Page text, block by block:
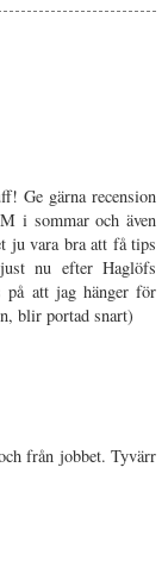
Ge gärna recension
i sommar och även
ju vara bra att få tips
nu efter Haglöfs
på att jag hänger för
blir portad snart)
från jobbet. Tyvärr